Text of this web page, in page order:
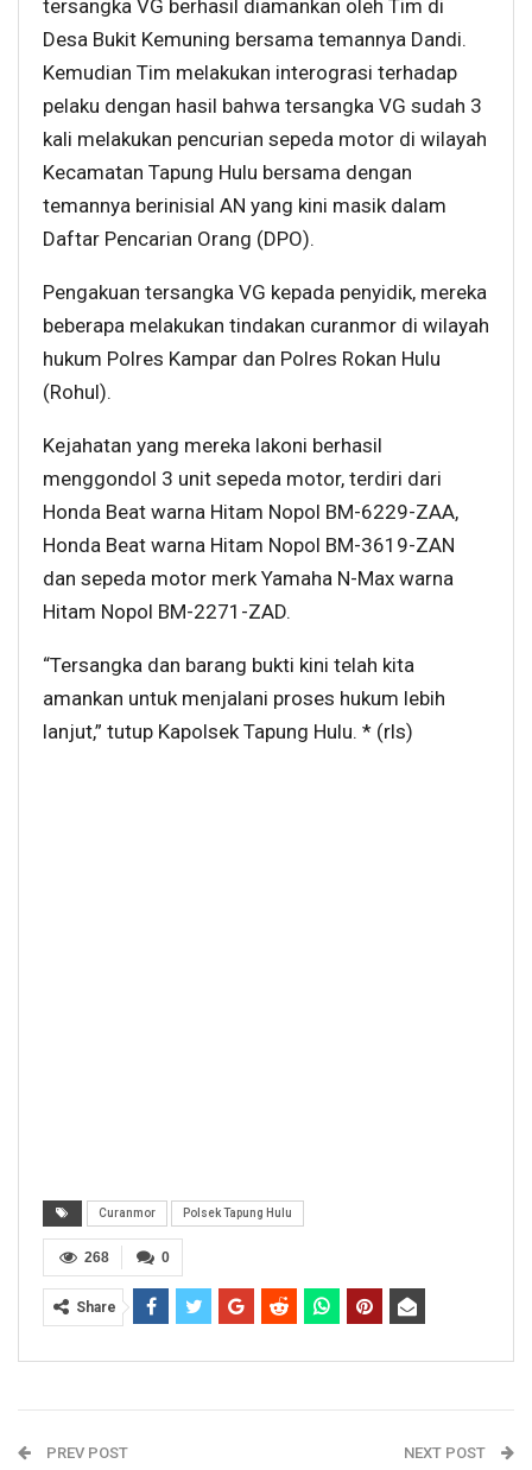
tersangka VG berhasil diamankan oleh Tim di
Desa Bukit Kemuning bersama temannya Dandi.
Kemudian Tim melakukan interograsi terhadap
pelaku dengan hasil bahwa tersangka VG sudah 3
kali melakukan pencurian sepeda motor di wilayah
Kecamatan Tapung Hulu bersama dengan
temannya berinisial AN yang kini masik dalam
Daftar Pencarian Orang (DPO).
Pengakuan tersangka VG kepada penyidik, mereka
beberapa melakukan tindakan curanmor di wilayah
hukum Polres Kampar dan Polres Rokan Hulu
(Rohul).
Kejahatan yang mereka lakoni berhasil
menggondol 3 unit sepeda motor, terdiri dari
Honda Beat warna Hitam Nopol BM-6229-ZAA,
Honda Beat warna Hitam Nopol BM-3619-ZAN
dan sepeda motor merk Yamaha N-Max warna
Hitam Nopol BM-2271-ZAD.
“Tersangka dan barang bukti kini telah kita
amankan untuk menjalani proses hukum lebih
lanjut,” tutup Kapolsek Tapung Hulu. * (rls)
Curanmor Polsek Tapung Hulu
0
268
Share
PREV POST NEXT POST